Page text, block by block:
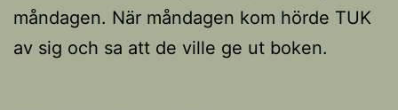
måndagen. När måndagen kom hörde TUK
av sig och sa att de ville ge ut boken.